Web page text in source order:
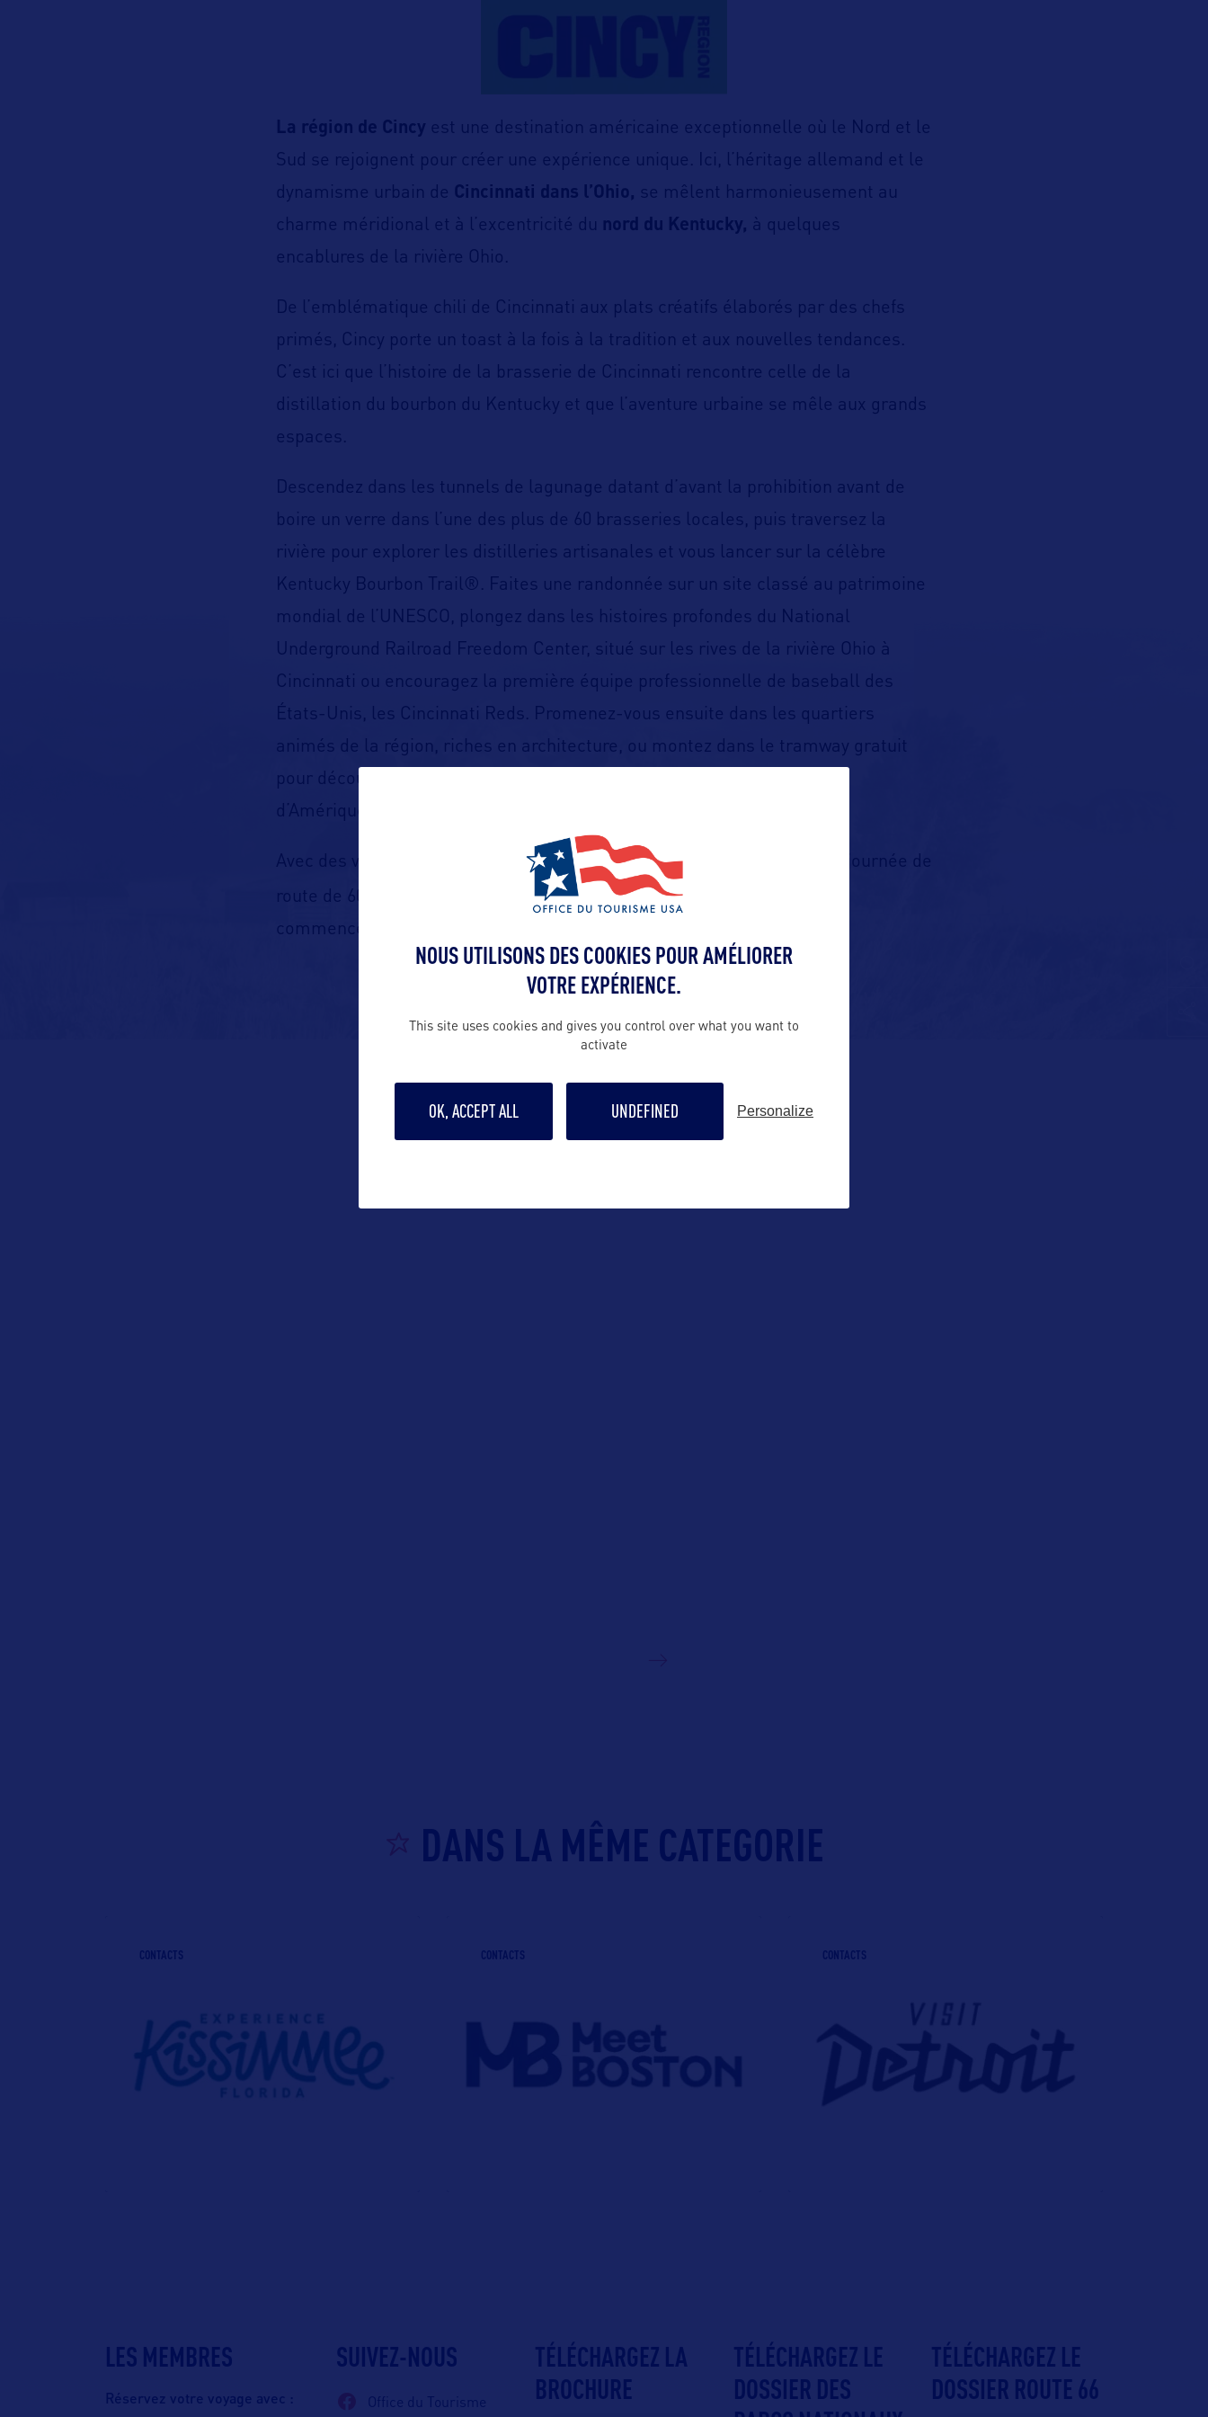
La région de Cincy est une destination américaine exceptionnelle où le Nord et le
Sud se rejoignent pour créer une expérience unique. Ici, l’héritage allemand et le
dynamisme urbain de Cincinnati dans l’Ohio, se mêlent harmonieusement au
charme méridional et à l’excentricité du nord du Kentucky, à quelques
encablures de la rivière Ohio.
De l’emblématique chili de Cincinnati aux plats créatifs élaborés par des chefs
primés, Cincy porte un toast à la fois à la tradition et aux nouvelles tendances.
C’est ici que l’histoire de la brasserie de Cincinnati rencontre celle de la
distillation du bourbon du Kentucky et que l’aventure urbaine se mêle aux grands
espaces.
Descendez dans les tunnels de lagunage datant d’avant la prohibition avant de
boire un verre dans l’une des plus de 60 brasseries locales, puis traversez la
rivière pour explorer les distilleries artisanales et vous lancer sur la célèbre
Kentucky Bourbon Trail®. Faites une randonnée sur un site classé au patrimoine
mondial de l’UNESCO, plongez dans les histoires profondes du National
Underground Railroad Freedom Center, situé sur les rives de la rivière Ohio à
Cincinnati ou encouragez la première équipe professionnelle de baseball des
États-Unis, les Cincinnati Reds. Promenez-vous ensuite dans les quartiers
animés de la région, riches en architecture, ou montez dans le tramway gratuit
pour découvrir l’art public à chaque coin de rue dans « la meilleure ville
Avec des vols directs de Paris et de Londres vers CVG et à moins d’une journée de
route de 60% des États-Unis,
la région de Cincyest l’endroit idéal pour
commencer votre aventure américaine ! Alors, qu’attendez-vous ?
ALLEZ PLUS LOIN
DANS LA MÊME CATEGORIE
CONTACTS CONTACTS CONTACTS
LES MEMBRES
Réservez votre voyage avec :
SUIVEZ-NOUS
Office du Tourisme
TÉLÉCHARGEZ LA
BROCHURE
TÉLÉCHARGEZ LE
DOSSIER DES
TÉLÉCHARGEZ LE
DOSSIER ROUTE 66
NOUS UTILISONS DES COOKIES POUR AMÉLIORER
VOTRE EXPÉRIENCE.
This site uses cookies and gives you control over what you want to
activate
OK, ACCEPT ALL UNDEFINED Personalize